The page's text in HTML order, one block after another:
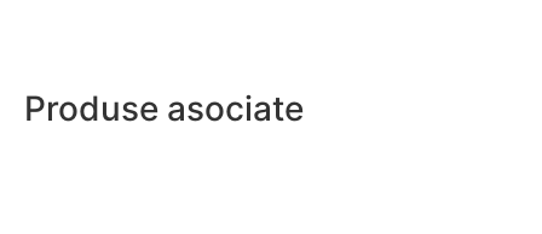
Produse asociate